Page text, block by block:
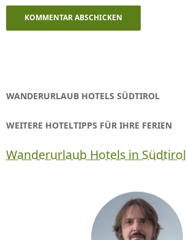
WANDERURLAUB HOTELS SÜDTIROL
WEITERE HOTELTIPPS FÜR IHRE FERIEN
Wanderurlaub Hotels in Südtirol